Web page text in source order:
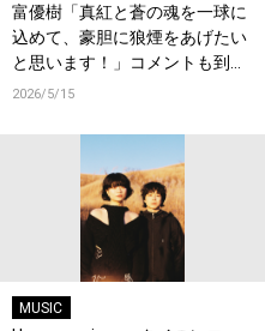
富優樹「真紅と蒼の魂を一球に
込めて、豪胆に狼煙をあげたい
と思います！」コメントも到
着！
2026/5/15
MUSIC